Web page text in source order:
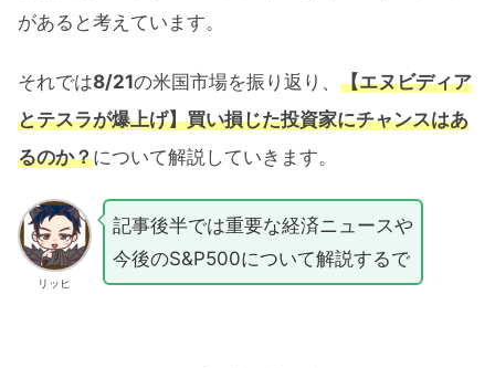
があると考えています。
それでは8/21の米国市場を振り返り、 【エヌビディア
とテスラが爆上げ】買い損じた投資家にチャンスはあ
るのか？について解説していきます。
リッヒ
記事後半では重要な経済ニュースや
今後のS&P500について解説するで